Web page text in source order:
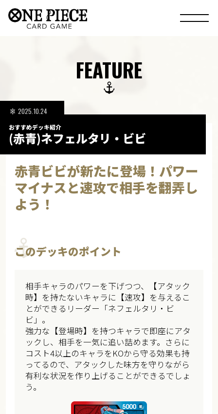
FEATURE
おすすめデッキ紹介
(赤青)ネフェルタリ・ビビ
2025.10.24
赤青ビビが新たに登場！パワー
マイナスと速攻で相手を翻弄し
よう！
このデッキのポイント
相手キャラのパワーを下げつつ、【アタック
時】を持たないキャラに【速攻】を与えるこ
とができるリーダー「ネフェルタリ・ビ
ビ」。
強力な【登場時】を持つキャラで即座にアタ
ックし、相手を一気に追い詰めます。さらに
コスト4以上のキャラをKOから守る効果も持
ってるので、アタックした味方を守りながら
有利な状況を作り上げることができるでしょ
う。